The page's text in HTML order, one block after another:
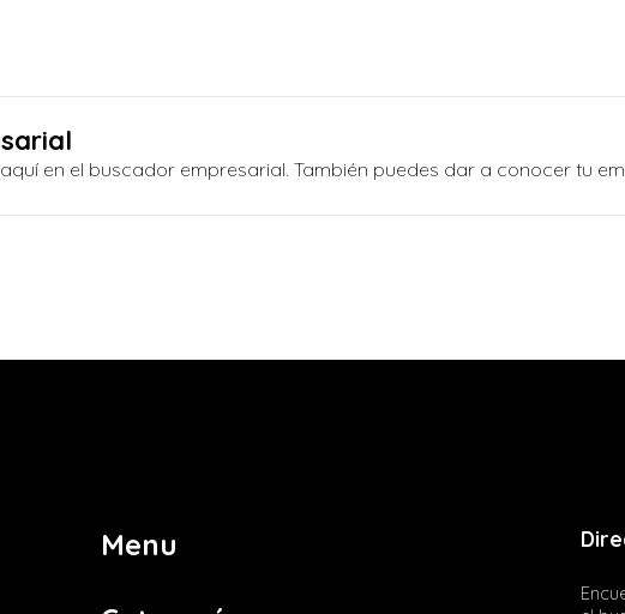
en el buscador empresarial. También puedes dar a conocer tu
Menu